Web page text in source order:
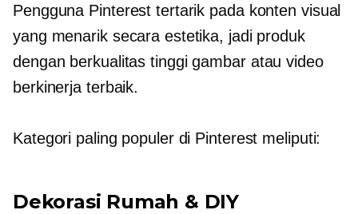
Pengguna Pinterest tertarik pada konten visual
yang menarik secara estetika, jadi produk
dengan berkualitas tinggigambar atau video
berkinerja terbaik.
Kategori paling populer di Pinterest meliputi:
Dekorasi Rumah & DIY